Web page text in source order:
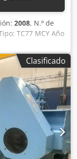
2008, N.º de
TC77 MCY Año
Control: Siemens
Alemania N.º
Velocidad de
torneado: 500
mm Recorrido
- Z: 1160 mm
del cabezal de
de husillo 2
MK4
12 unidades
Clasificado